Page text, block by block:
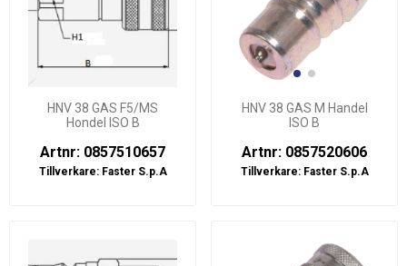
HNV 38 GAS F5/MS
Hondel ISO B
Artnr: 0857510657
Tillverkare: Faster S.p.A
HNV 38 GAS M Handel
ISO B
Artnr: 0857520606
Tillverkare: Faster S.p.A